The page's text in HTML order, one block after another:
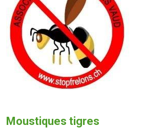
Moustiques tigres